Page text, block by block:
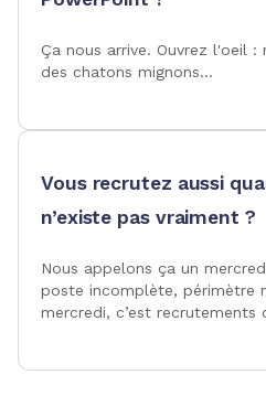
Ça nous arrive. Ouvrez l'oeil :
des chatons mignons...
Vous recrutez aussi
n’existe pas vraiment ?
Nous appelons ça un
poste incomplète, périmètre
mercredi, c’est recrutements